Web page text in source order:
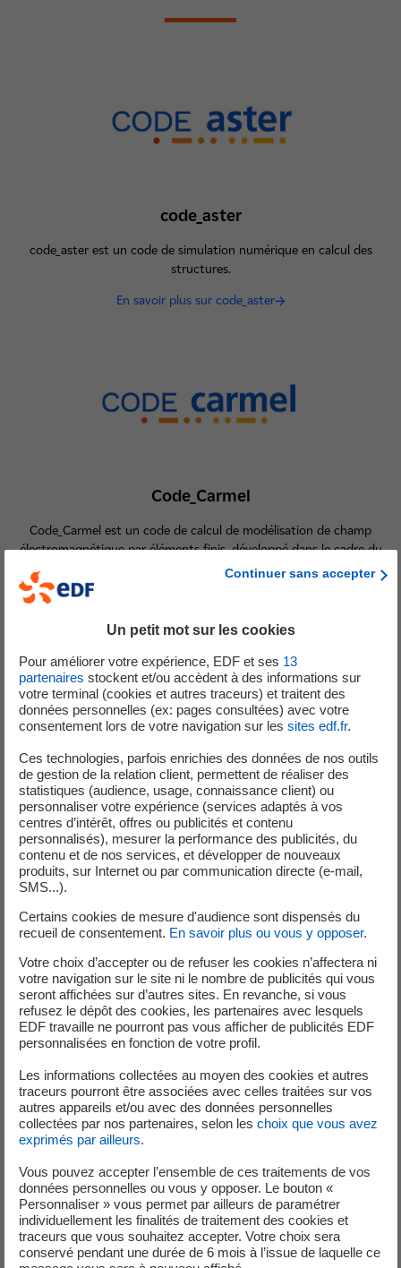
code_aster
code_aster est un code de simulation numérique en calcul des
structures.
En savoir plus sur code_aster
Code_Carmel
Code_Carmel est un code de calcul de modélisation de champ
électromagnétique par éléments finis, développé dans le cadre du
laboratoire commun LAMEL.
Code_Saturne
Code_Saturne est un code de modélisation des écoulements
incompressibles ou dilatables.
En savoir plus sur Code_Saturne
Syrthes
Syrthes est un code de simulation des transferts thermiques dans
les solides en 2D et 3D.
Continuer sans accepter
Un petit mot sur les cookies
Pour améliorer votre expérience, EDF et ses 13
partenaires stockent et/ou accèdent à des informations sur
votre terminal (cookies et autres traceurs) et traitent des
données personnelles (ex: pages consultées) avec votre
consentement lors de votre navigation sur les sites edf.fr.
Ces technologies, parfois enrichies des données de nos outils
de gestion de la relation client, permettent de réaliser des
statistiques (audience, usage, connaissance client) ou
personnaliser votre expérience (services adaptés à vos
centres d’intérêt, offres ou publicités et contenu
personnalisés), mesurer la performance des publicités, du
contenu et de nos services, et développer de nouveaux
produits, sur Internet ou par communication directe (e-mail,
SMS...).
Certains cookies de mesure d'audience sont dispensés du
recueil de consentement. En savoir plus ou vous y opposer.
Votre choix d’accepter ou de refuser les cookies n’affectera ni
votre navigation sur le site ni le nombre de publicités qui vous
seront affichées sur d’autres sites. En revanche, si vous
refusez le dépôt des cookies, les partenaires avec lesquels
EDF travaille ne pourront pas vous afficher de publicités EDF
personnalisées en fonction de votre profil.
Les informations collectées au moyen des cookies et autres
traceurs pourront être associées avec celles traitées sur vos
autres appareils et/ou avec des données personnelles
collectées par nos partenaires, selon les choix que vous avez
exprimés par ailleurs.
Vous pouvez accepter l’ensemble de ces traitements de vos
données personnelles ou vous y opposer. Le bouton «
Personnaliser » vous permet par ailleurs de paramétrer
individuellement les finalités de traitement des cookies et
traceurs que vous souhaitez accepter. Votre choix sera
conservé pendant une durée de 6 mois à l’issue de laquelle ce